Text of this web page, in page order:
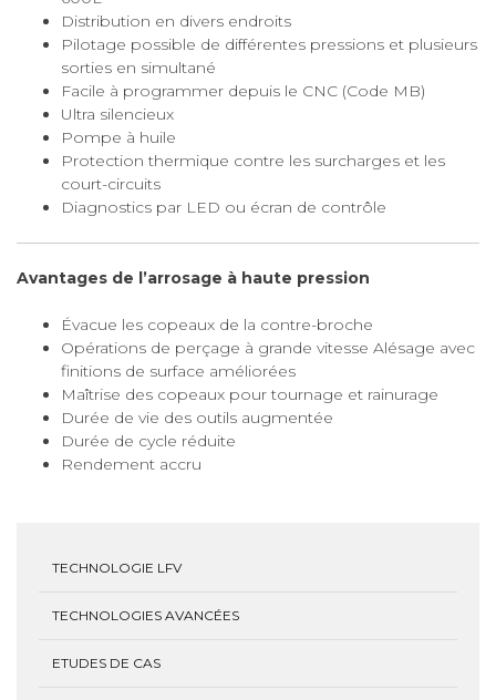
Distribution en divers endroits
Pilotage possible de différentes pressions et plusieurs
sorties en simultané
Facile à programmer depuis le CNC (Code MB)
Ultra silencieux
Pompe à huile
Protection thermique contre les surcharges et les
court-circuits
Diagnostics par LED ou écran de contrôle
Avantages de l’arrosage à haute pression
Évacue les copeaux de la contre-broche
Opérations de perçage à grande vitesse Alésage avec
finitions de surface améliorées
Maîtrise des copeaux pour tournage et rainurage
Durée de vie des outils augmentée
Durée de cycle réduite
Rendement accru
TECHNOLOGIE LFV
TECHNOLOGIES AVANCÉES
ETUDES DE CAS